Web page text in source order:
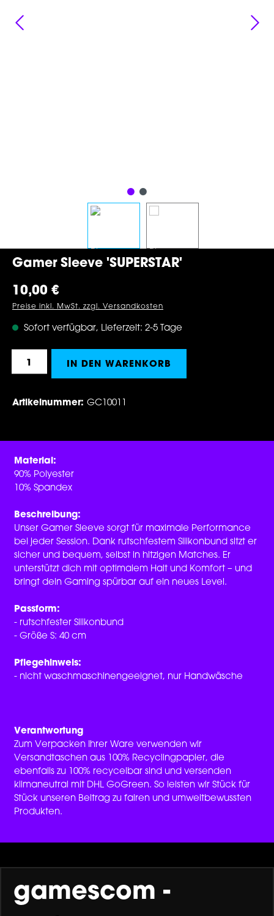
Gamer Sleeve 'SUPERSTAR'
Regulärer Preis:
10,00 €
Preise inkl. MwSt. zzgl. Versandkosten
Sofort verfügbar, Lieferzeit: 2-5 Tage
Produkt Anzahl: Gib den gewünschten
IN DEN WARENKORB
Artikelnummer: GC10011
Material:
90% Polyester
10% Spandex
Beschreibung:
Unser Gamer Sleeve sorgt für maximale Performance
bei jeder Session. Dank rutschfestem Silikonbund sitzt er
sicher und bequem, selbst in hitzigen Matches. Er
unterstützt dich mit optimalem Halt und Komfort – und
bringt dein Gaming spürbar auf ein neues Level.
Passform:
- rutschfester Silikonbund
- Größe S: 40 cm
Pflegehinweis:
- nicht waschmaschinengeeignet, nur Handwäsche
Verantwortung
Zum Verpacken Ihrer Ware verwenden wir
Versandtaschen aus 100% Recyclingpapier, die
ebenfalls zu 100% recycelbar sind und versenden
klimaneutral mit DHL GoGreen. So leisten wir Stück für
Stück unseren Beitrag zu fairen und umweltbewussten
Produkten.
gamescom -